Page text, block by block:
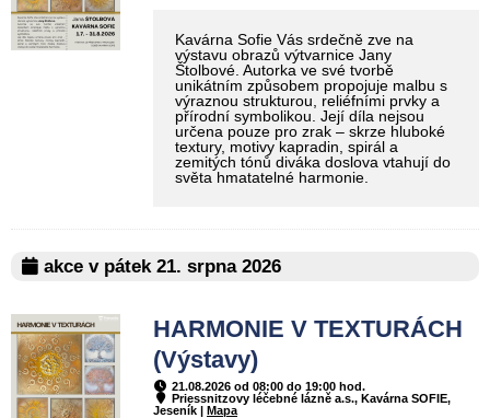
Kavárna Sofie Vás srdečně zve na
výstavu obrazů výtvarnice Jany
Štolbové. Autorka ve své tvorbě
unikátním způsobem propojuje malbu s
výraznou strukturou, reliéfními prvky a
přírodní symbolikou. Její díla nejsou
určena pouze pro zrak – skrze hluboké
textury, motivy kapradin, spirál a
zemitých tónů diváka doslova vtahují do
světa hmatatelné harmonie.
akce v pátek 21. srpna 2026
HARMONIE V TEXTURÁCH
(Výstavy)
21.08.2026 od 08:00 do 19:00 hod.
Priessnitzovy léčebné lázně a.s., Kavárna SOFIE,
Jeseník | Mapa